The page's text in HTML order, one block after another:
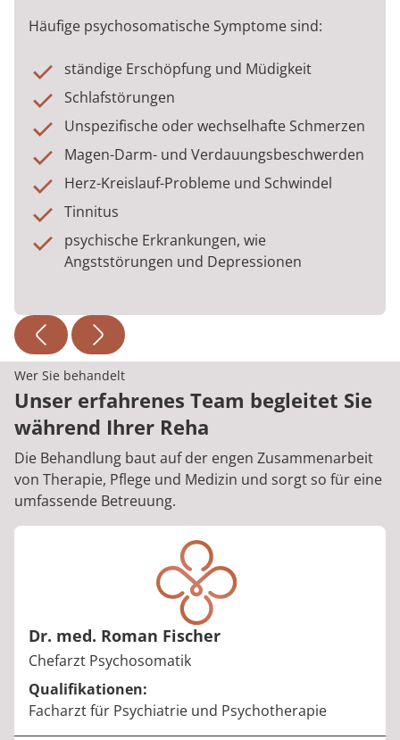
Häufige psychosomatische Symptome sind:
ständige Erschöpfung und Müdigkeit
Schlafstörungen
Unspezifische oder wechselhafte Schmerzen
Magen-Darm- und Verdauungsbeschwerden
Herz-Kreislauf-Probleme und Schwindel
Tinnitus
psychische Erkrankungen, wie
Angststörungen und Depressionen
Wer Sie behandelt
Unser erfahrenes Team begleitet Sie
während Ihrer Reha
Die Behandlung baut auf der engen Zusammenarbeit
von Therapie, Pflege und Medizin und sorgt so für eine
umfassende Betreuung.
Dr. med. Roman Fischer
Berufstitel:
Chefarzt Psychosomatik
Qualifikationen:
Facharzt für Psychiatrie und Psychotherapie